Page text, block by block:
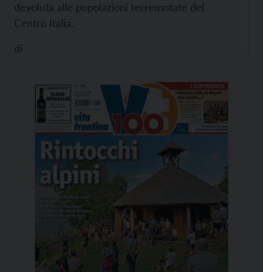
devoluta alle popolazioni terremotate del
Centro Italia.
di